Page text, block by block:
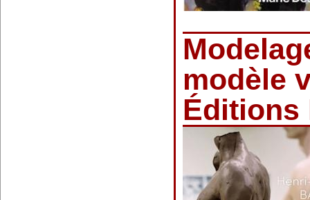
modèle
Éditions